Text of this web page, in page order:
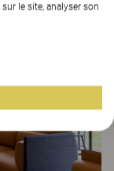
le site, analyser son